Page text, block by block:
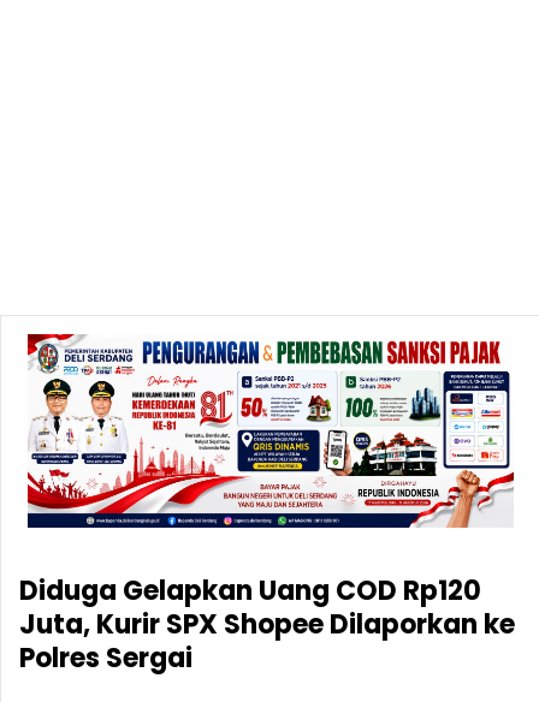
Diduga Gelapkan Uang COD Rp120
Juta, Kurir SPX Shopee Dilaporkan ke
Polres Sergai